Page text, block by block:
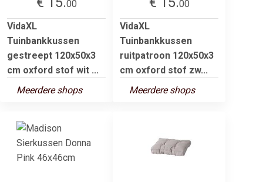
00
VidaXL
Tuinbankkussen
gestreept 120x50x3
cm oxford stof wit ...
Meerdere shops
00
VidaXL
Tuinbankkussen
ruitpatroon 120x50x3
cm oxford stof zw...
Meerdere shops